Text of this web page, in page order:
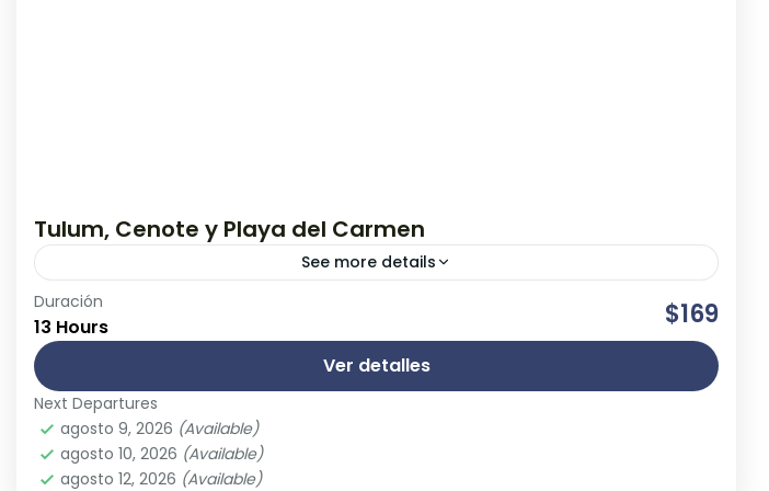
Tulum, Cenote y Playa del Carmen
See more details
Visita una de las zonas arqueológicas más importantes de la cultura Maya;
Tulum donde podrás admirar la inigualable vista a las edificaciones al borde
Playa del Carmen
Easy
Duración
13 Hours $169
Ver detalles
Next Departures
agosto 9, 2026 (Available)
agosto 10, 2026 (Available)
agosto 12, 2026 (Available)